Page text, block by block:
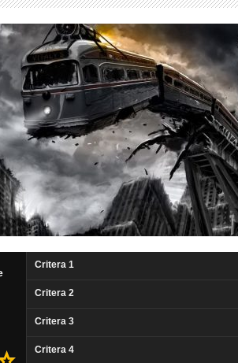
Critera 1
Critera 2
Critera 3
Critera 4